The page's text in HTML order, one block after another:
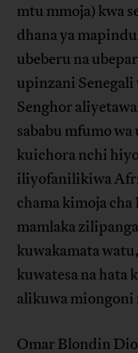
mtu mmoja) kwa
dhana ya
ubeberu na
upinzani Senegali
Senghor
sababu mfumo
kuichora nchi
iliyofanilikiwa
chama kimoja cha
mamlaka
kuwakamata
kuwatesa na hata
alikuwa miongoni
Omar Blondin